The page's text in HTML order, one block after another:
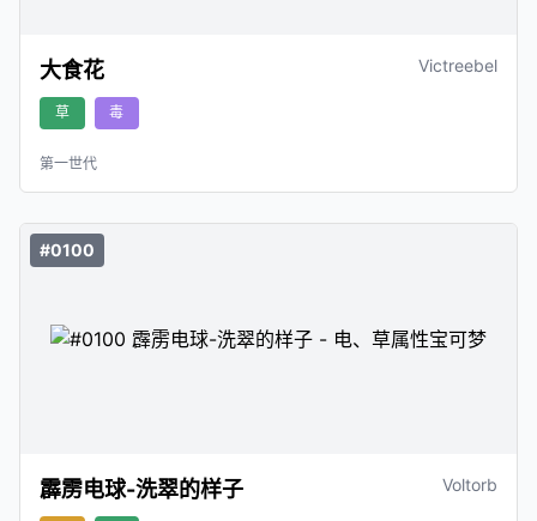
大食花 Victreebel
草 毒
第一世代
#0100
霹雳电球-洗翠的样子 Voltorb